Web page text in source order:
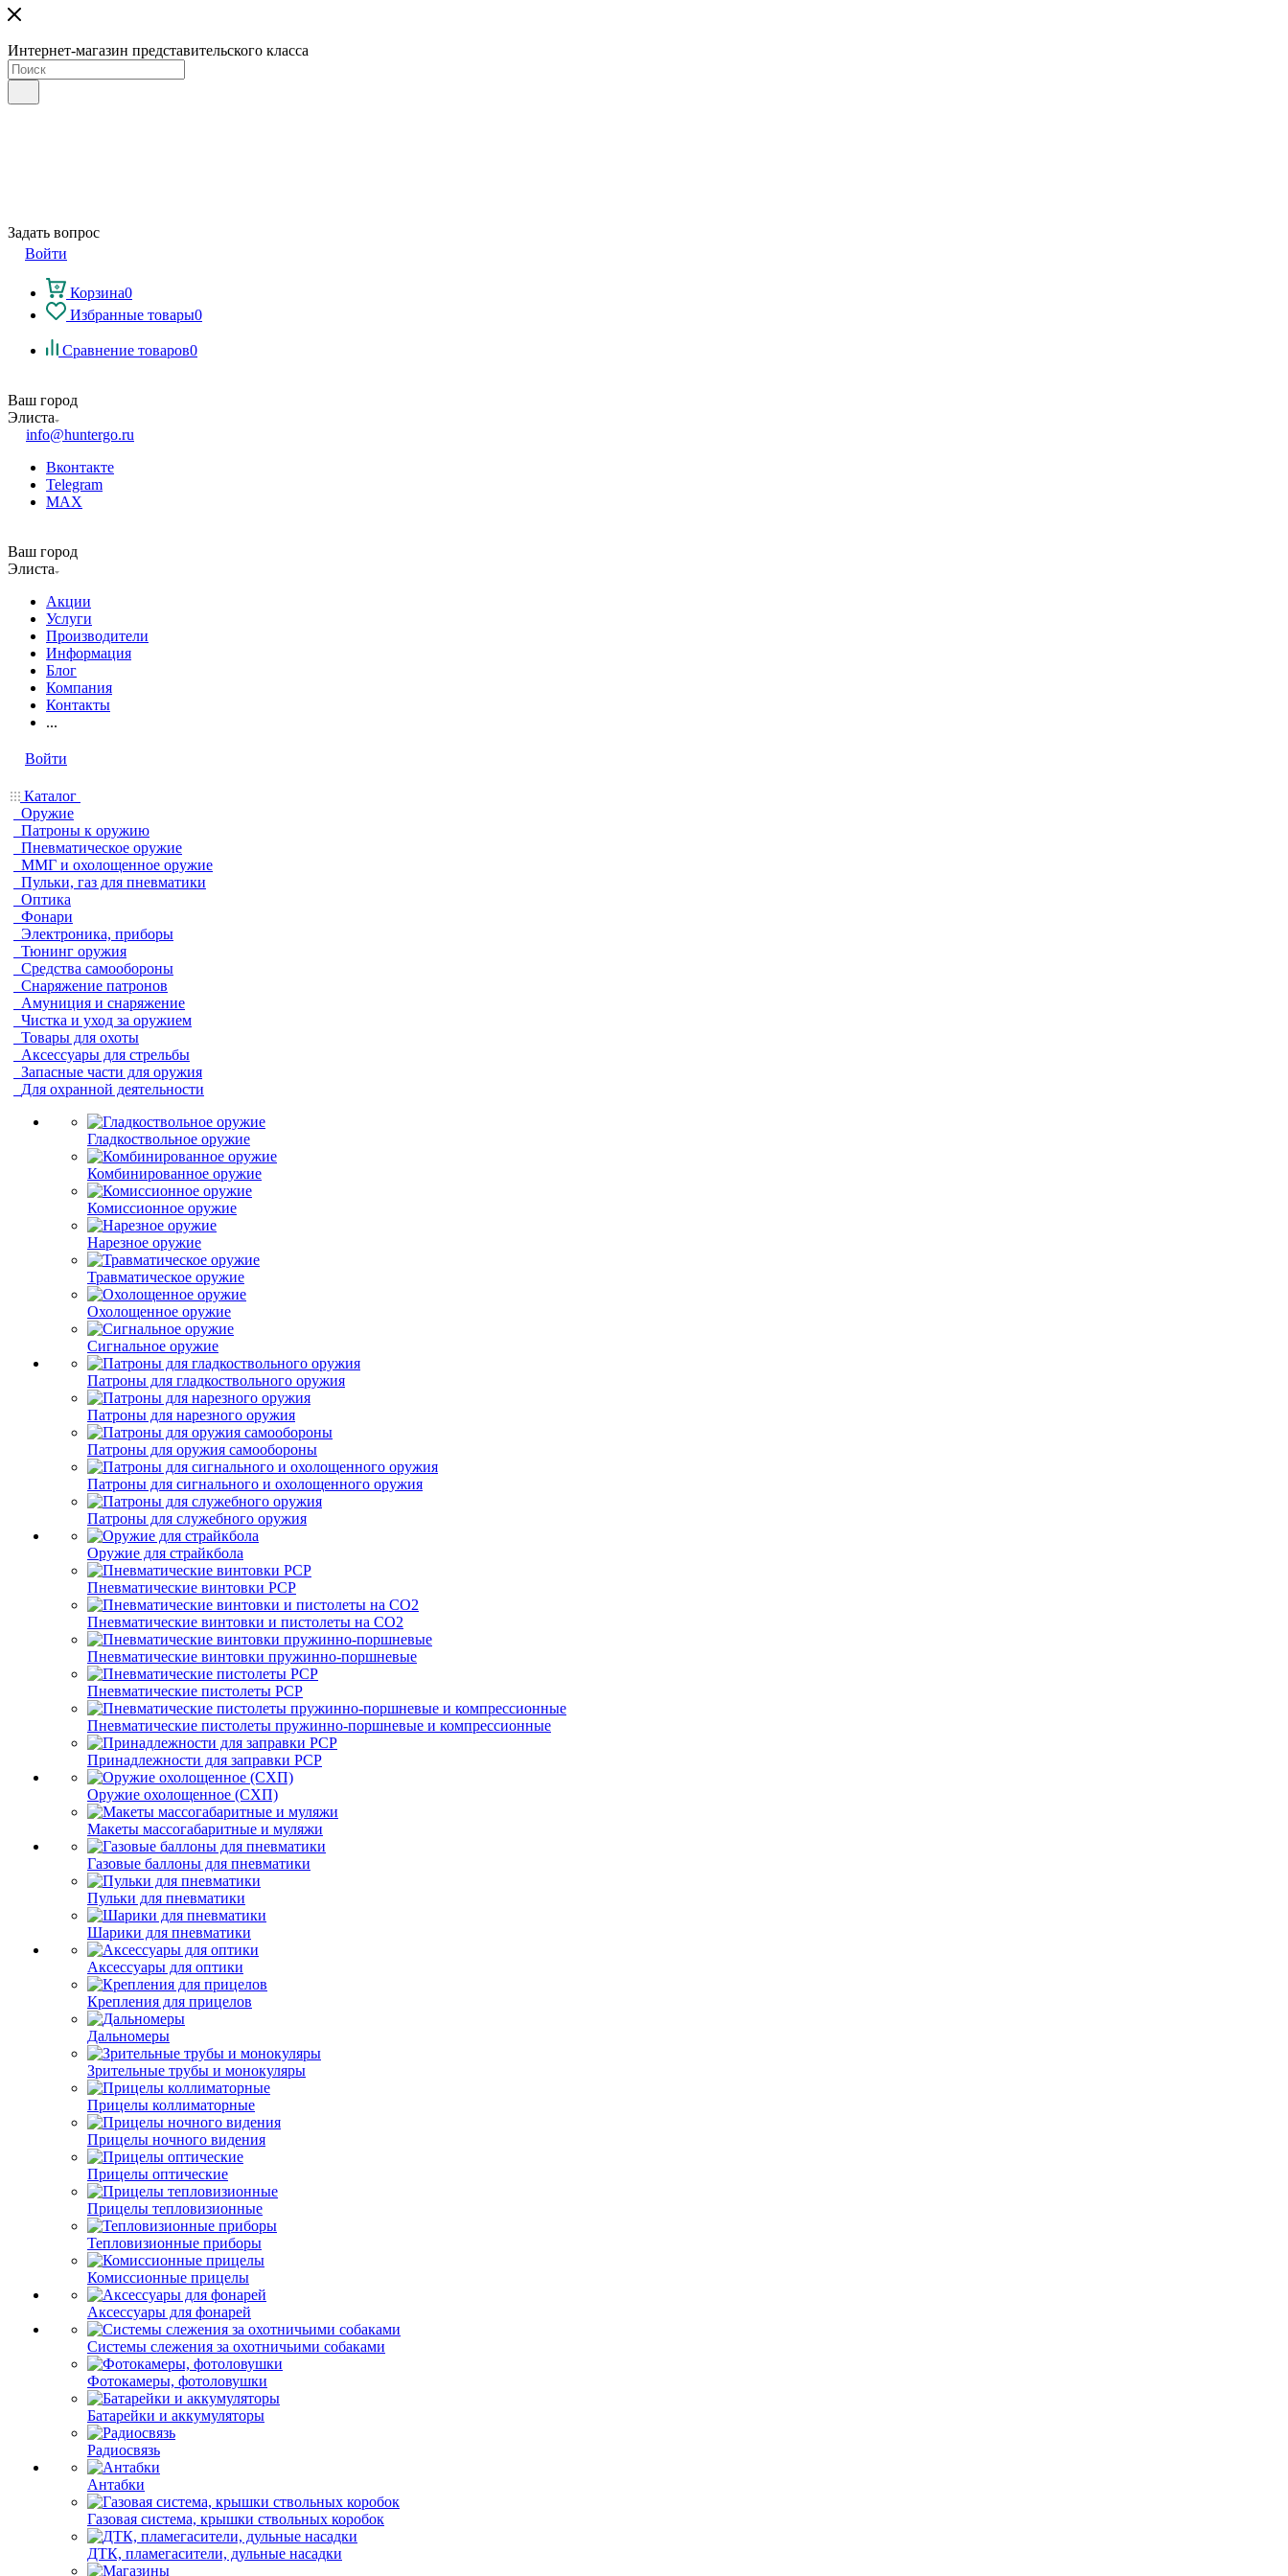
Интернет-магазин представительского класса
Задать вопрос
Войти
Корзина0
Избранные товары0
Сравнение товаров0
Ваш город
Элиста
info@huntergo.ru
Вконтакте
Telegram
MAX
Ваш город
Элиста
Акции
Услуги
Производители
Информация
Блог
Компания
Контакты
...
Войти
Каталог
Оружие
Патроны к оружию
Пневматическое оружие
ММГ и охолощенное оружие
Пульки, газ для пневматики
Оптика
Фонари
Электроника, приборы
Тюнинг оружия
Средства самообороны
Снаряжение патронов
Амуниция и снаряжение
Чистка и уход за оружием
Товары для охоты
Аксессуары для стрельбы
Запасные части для оружия
Для охранной деятельности
Гладкоствольное оружие
Комбинированное оружие
Комиссионное оружие
Нарезное оружие
Травматическое оружие
Охолощенное оружие
Сигнальное оружие
Патроны для гладкоствольного оружия
Патроны для нарезного оружия
Патроны для оружия самообороны
Патроны для сигнального и охолощенного оружия
Патроны для служебного оружия
Оружие для страйкбола
Пневматические винтовки PCP
Пневматические винтовки и пистолеты на CO2
Пневматические винтовки пружинно-поршневые
Пневматические пистолеты PCP
Пневматические пистолеты пружинно-поршневые и компрессионные
Принадлежности для заправки PCP
Оружие охолощенное (СХП)
Макеты массогабаритные и муляжи
Газовые баллоны для пневматики
Пульки для пневматики
Шарики для пневматики
Аксессуары для оптики
Крепления для прицелов
Дальномеры
Зрительные трубы и монокуляры
Прицелы коллиматорные
Прицелы ночного видения
Прицелы оптические
Прицелы тепловизионные
Тепловизионные приборы
Комиссионные прицелы
Аксессуары для фонарей
Системы слежения за охотничьими собаками
Фотокамеры, фотоловушки
Батарейки и аккумуляторы
Радиосвязь
Антабки
Газовая система, крышки ствольных коробок
ДТК, пламегасители, дульные насадки